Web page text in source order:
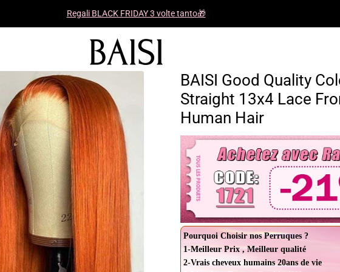
Regali BLACK FRIDAY 3 volte tanto🎁
BAISI Good Quality
Straight 13x4 Lace
Human Hair
Pourquoi Choisir nos Perruques ?
1-Meilleur Prix , Meilleur qualité
2-Vrais cheveux humains 20ans de vie